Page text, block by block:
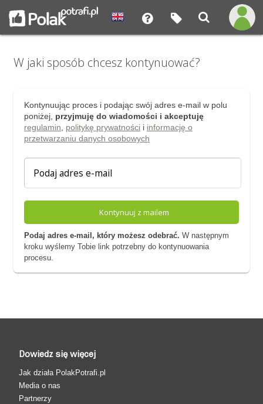
W jaki sposób chcesz kontynuować?
Kontynuując proces i podając swój adres e-mail w polu
poniżej, przyjmuję do wiadomości i akceptuję
regulamin
politykę prywatnościi informację o
przetwarzaniu danych osobowych
Kontynuuj z mailem
Podaj adres e-mail, który możesz odebrać. W następnym
kroku wyślemy Tobie link potrzebny do kontynuowania
procesu.
Dowiedz się więcej
Jak działa PolakPotrafi.pl
Media o nas
Partnerzy